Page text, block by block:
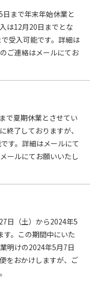
まで年末年始休業と
は12月20日までとな
受入可能です。詳細は
ご連絡はメールにてお
で夏期休業とさせてい
終了しておりますが、
す。詳細はメールにて
ールにてお願いいたし
日（土）から2024年5
す。この期間中にいた
明けの2024年5月7日
をおかけしますが、ご